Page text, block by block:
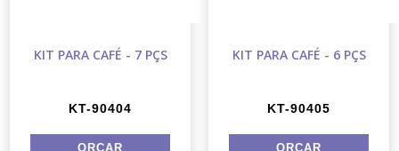
KIT PARA CAFÉ - 7 PÇS
KT-90404
KIT PARA CAFÉ - 6 PÇS
KT-90405